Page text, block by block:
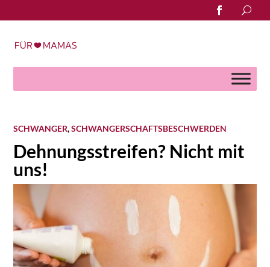
Search
for:
SCHWANGER,SCHWANGERSCHAFTSBESCHWERDEN
Dehnungsstreifen? Nicht mit
uns!